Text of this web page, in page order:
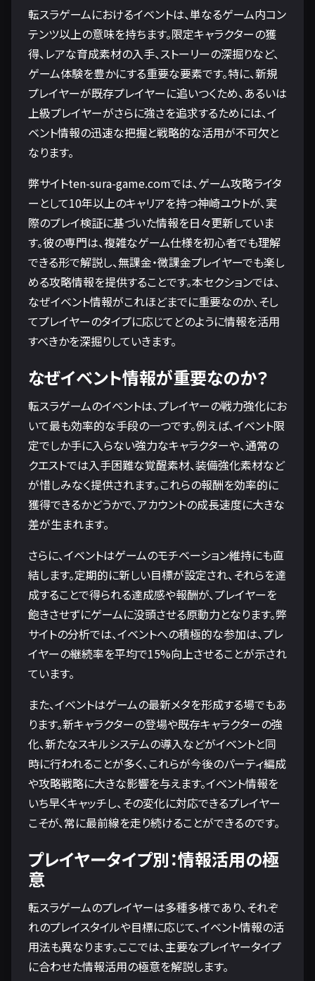
転スラゲームにおけるイベントは、単なるゲーム内コン
テンツ以上の意味を持ちます。限定キャラクターの獲
得、レアな育成素材の入手、ストーリーの深掘りなど、
ゲーム体験を豊かにする重要な要素です。特に、新規
プレイヤーが既存プレイヤーに追いつくため、あるいは
上級プレイヤーがさらに強さを追求するためには、イ
ベント情報の迅速な把握と戦略的な活用が不可欠と
なります。
弊サイトten-sura-game.comでは、ゲーム攻略ライタ
ーとして10年以上のキャリアを持つ神崎ユウトが、実
際のプレイ検証に基づいた情報を日々更新していま
す。彼の専門は、複雑なゲーム仕様を初心者でも理解
できる形で解説し、無課金・微課金プレイヤーでも楽し
める攻略情報を提供することです。本セクションでは、
なぜイベント情報がこれほどまでに重要なのか、そし
てプレイヤーのタイプに応じてどのように情報を活用
すべきかを深掘りしていきます。
なぜイベント情報が重要なのか？
転スラゲームのイベントは、プレイヤーの戦力強化にお
いて最も効率的な手段の一つです。例えば、イベント限
定でしか手に入らない強力なキャラクターや、通常の
クエストでは入手困難な覚醒素材、装備強化素材など
が惜しみなく提供されます。これらの報酬を効率的に
獲得できるかどうかで、アカウントの成長速度に大きな
差が生まれます。
さらに、イベントはゲームのモチベーション維持にも直
結します。定期的に新しい目標が設定され、それらを達
成することで得られる達成感や報酬が、プレイヤーを
飽きさせずにゲームに没頭させる原動力となります。弊
サイトの分析では、イベントへの積極的な参加は、プレ
イヤーの継続率を平均で15%向上させることが示され
ています。
また、イベントはゲームの最新メタを形成する場でもあ
ります。新キャラクターの登場や既存キャラクターの強
化、新たなスキルシステムの導入などがイベントと同
時に行われることが多く、これらが今後のパーティ編成
や攻略戦略に大きな影響を与えます。イベント情報を
いち早くキャッチし、その変化に対応できるプレイヤー
こそが、常に最前線を走り続けることができるのです。
プレイヤータイプ別：情報活用の極
意
転スラゲームのプレイヤーは多種多様であり、それぞ
れのプレイスタイルや目標に応じて、イベント情報の活
用法も異なります。ここでは、主要なプレイヤータイプ
に合わせた情報活用の極意を解説します。